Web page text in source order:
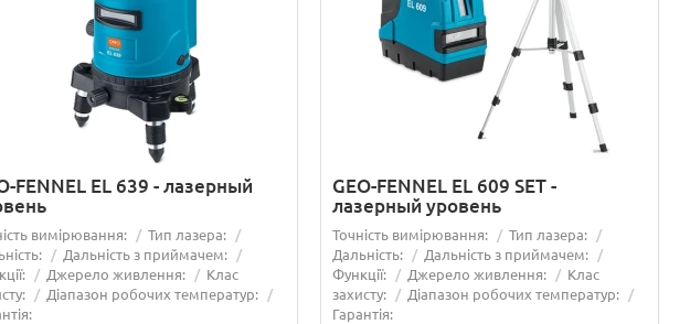
FENNEL EL 639 - лазерный
вимірювання:
Тип лазера:
Дальність з приймачем:
Джерело живлення:
Клас
Діапазон робочих температур:
GEO-FENNEL EL 609 SET -
лазерный уровень
Точність вимірювання:
Тип лазера:
Дальність:
Дальність з приймачем:
Функції:
Джерело живлення:
Клас
захисту:
Діапазон робочих температур:
Гарантія: